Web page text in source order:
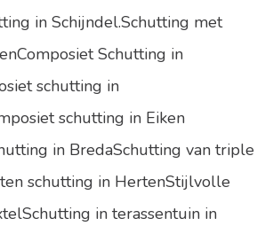
in Schijndel.Schutting met
Schutting in
schutting in
schutting in Eiken
in BredaSchutting van triple
schutting in HertenStijlvolle
in terassentuin in